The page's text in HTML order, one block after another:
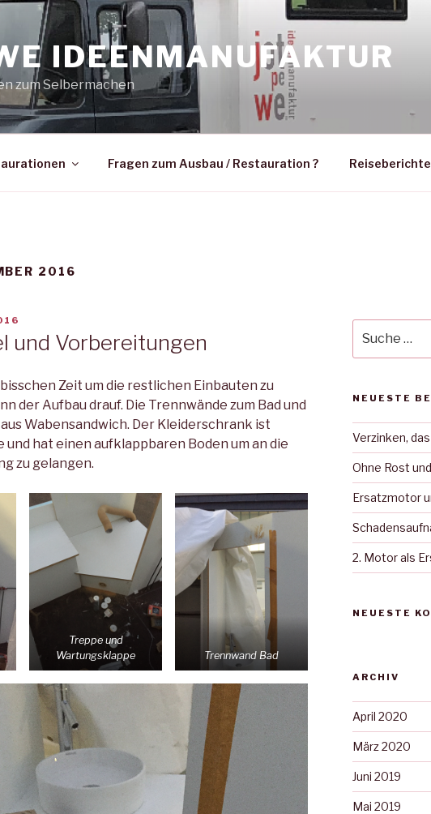
IDEENMANUFAKTUR
zum Selbermachen
Fragen zum Ausbau / Restauration ? Reiseberichte
2016
und Vorbereitungen
Zeit um die restlichen Einbauten zu
der Aufbau drauf. Die Trennwände zum Bad und
Wabensandwich. Der Kleiderschrank ist
hat einen aufklappbaren Boden um an die
zu gelangen.
Treppe und
Wartungsklappe
Trennwand Bad
nach:
NEUESTE
Verzinken,
Ohne Rost
Ersatzmotor
2. Motor als
NEUESTE
ARCHIV
April 2020
März 2020
Juni 2019
Mai 2019